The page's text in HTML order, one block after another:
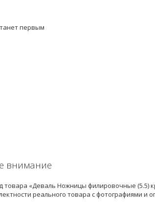
первым
внимание
товара «Деваль Ножницы филировочные (5.5)
реального товара с фотографиями и